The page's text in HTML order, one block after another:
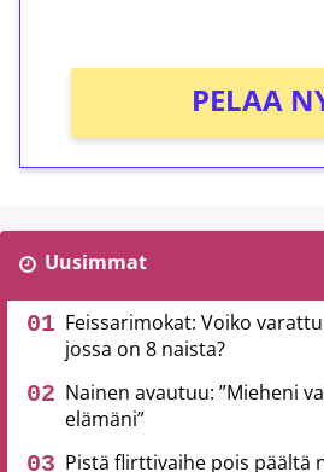
PELAA
Uusimmat
Feissarimokat: Voiko
jossa on 8 naista?
Nainen avautuu: ”Mieheni
elämäni”
Pistä flirttivaihe pois päältä